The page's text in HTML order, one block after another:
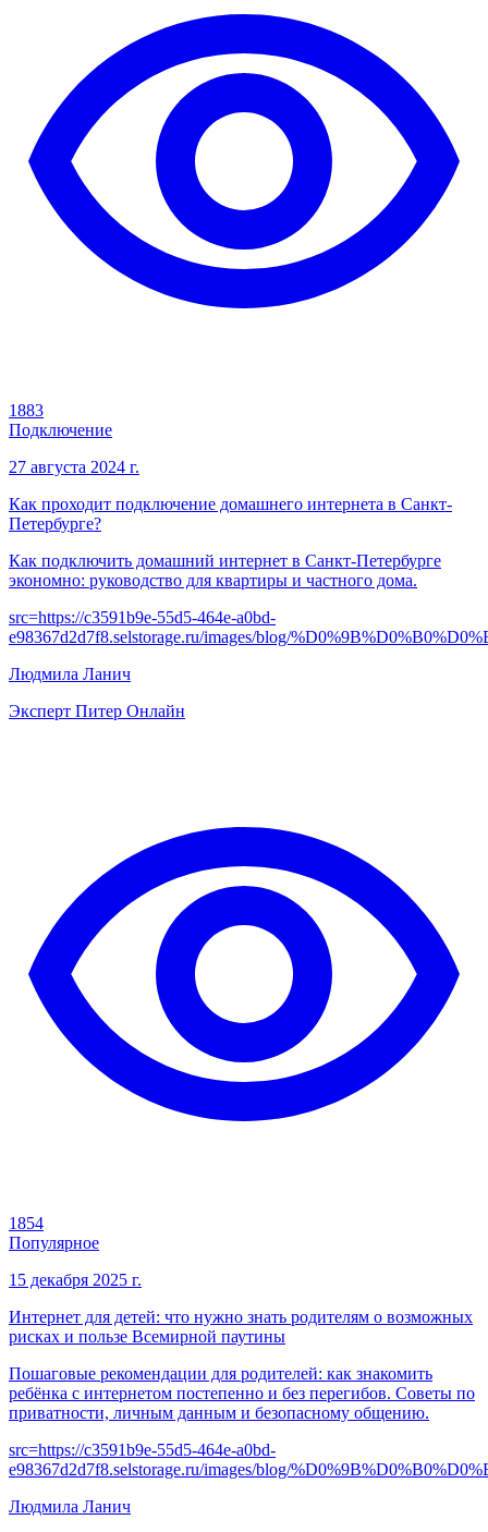
1883
Подключение
27 августа 2024 г.
Как проходит подключение домашнего интернета в Санкт-
Петербурге?
Как подключить домашний интернет в Санкт‑Петербурге
экономно: руководство для квартиры и частного дома.
src=https://c3591b9e-55d5-464e-a0bd-
e98367d2d7f8.selstorage.ru/images/blog/
Людмила Ланич
Эксперт Питер Онлайн
1854
Популярное
15 декабря 2025 г.
Интернет для детей: что нужно знать родителям о возможных
рисках и пользе Всемирной паутины
Пошаговые рекомендации для родителей: как знакомить
ребёнка с интернетом постепенно и без перегибов. Советы по
приватности, личным данным и безопасному общению.
src=https://c3591b9e-55d5-464e-a0bd-
e98367d2d7f8.selstorage.ru/images/blog/
Людмила Ланич